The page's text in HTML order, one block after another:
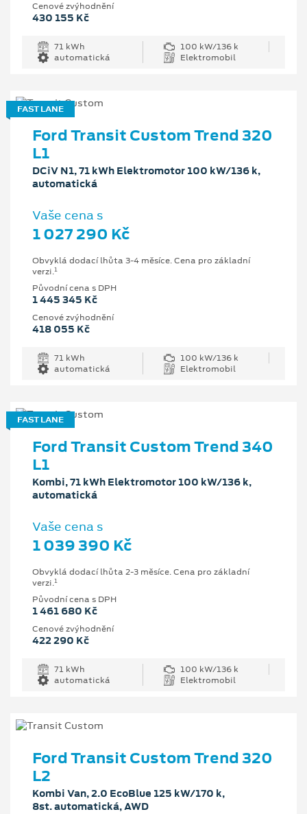
Cenové zvýhodnění
430 155 Kč
71 kWh
100 kW/136 k
automatická
Elektromobil
FAST LANE
Ford Transit Custom Trend 320
L1
DCiV N1, 71 kWh Elektromotor 100 kW/136 k,
automatická
Vaše cena s
1 027 290 Kč
Obvyklá dodací lhůta 3-4 měsíce. Cena pro základní
verzi.1
Původní cena s DPH
1 445 345 Kč
Cenové zvýhodnění
418 055 Kč
71 kWh
100 kW/136 k
automatická
Elektromobil
FAST LANE
Ford Transit Custom Trend 340
L1
Kombi, 71 kWh Elektromotor 100 kW/136 k,
automatická
Vaše cena s
1 039 390 Kč
Obvyklá dodací lhůta 2-3 měsíce. Cena pro základní
verzi.1
Původní cena s DPH
1 461 680 Kč
Cenové zvýhodnění
422 290 Kč
71 kWh
100 kW/136 k
automatická
Elektromobil
Ford Transit Custom Trend 320
L2
Kombi Van, 2.0 EcoBlue 125 kW/170 k,
8st. automatická, AWD